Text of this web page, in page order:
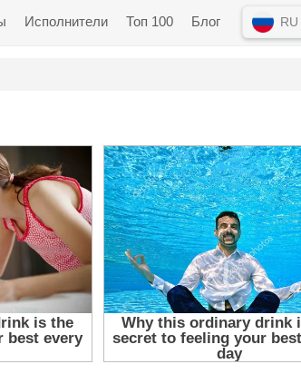
Исполнители Топ 100 Блог RU